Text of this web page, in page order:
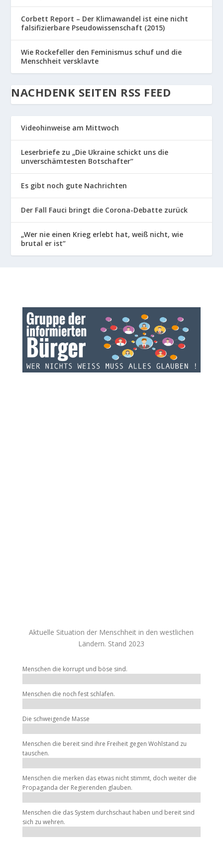
Corbett Report – Der Klimawandel ist eine nicht
falsifizierbare Pseudowissenschaft (2015)
Wie Rockefeller den Feminismus schuf und die
Menschheit versklavte
NACHDENK SEITEN RSS FEED
Videohinweise am Mittwoch
Leserbriefe zu „Die Ukraine schickt uns die
unverschämtesten Botschafter“
Es gibt noch gute Nachrichten
Der Fall Fauci bringt die Corona-Debatte zurück
„Wer nie einen Krieg erlebt hat, weiß nicht, wie
brutal er ist“
Aktuelle Situation der Menschheit in den westlichen
Ländern. Stand 2023
Menschen die korrupt und böse sind.
Menschen die noch fest schlafen.
Die schweigende Masse
Menschen die bereit sind ihre Freiheit gegen Wohlstand zu
tauschen.
Menschen die merken das etwas nicht stimmt, doch weiter die
Propaganda der Regierenden glauben.
Menschen die das System durchschaut haben und bereit sind
sich zu wehren.